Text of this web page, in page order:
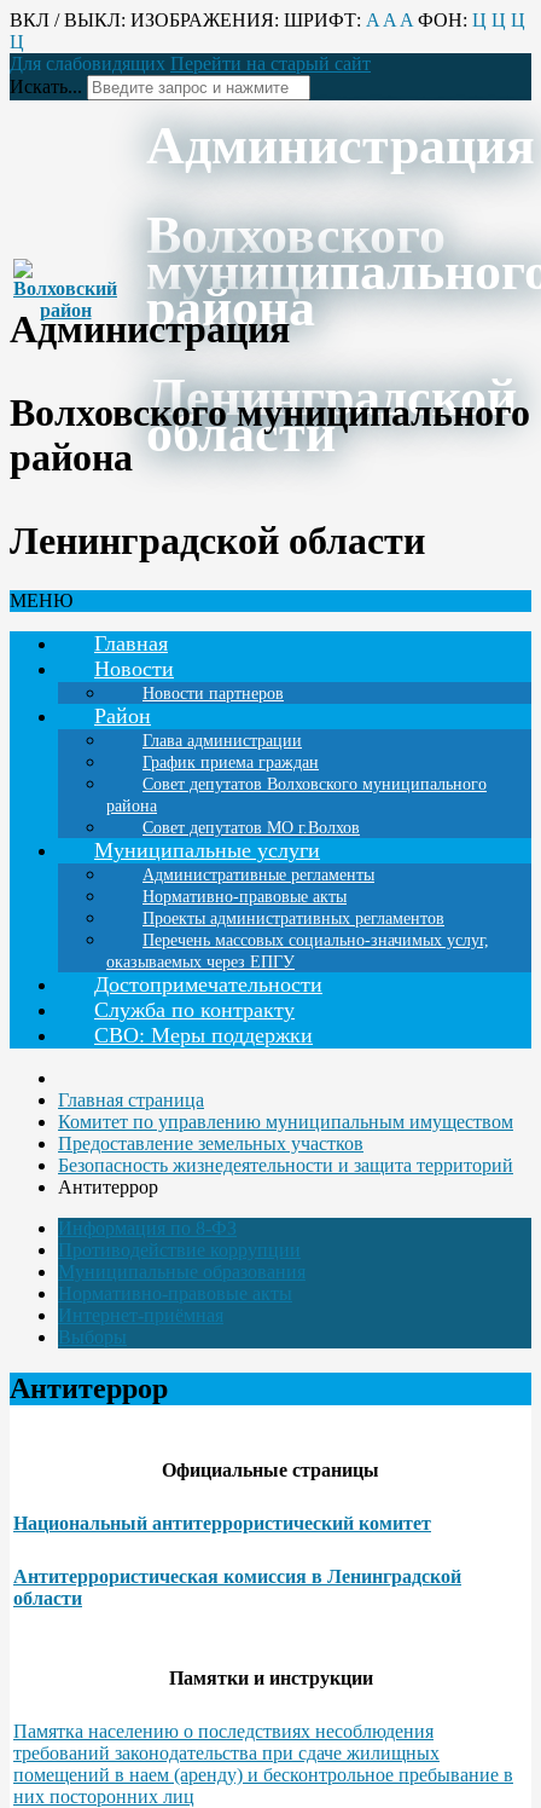
ВКЛ / ВЫКЛ: ИЗОБРАЖЕНИЯ: ШРИФТ: A A A ФОН: Ц Ц Ц
Ц
Для слабовидящих Перейти на старый сайт
Искать...
Администрация
Волховского
района
Ленинградской
области
Администрация
Волховского муниципального
района
Ленинградской области
МЕНЮ
Главная
Новости
Новости партнеров
Район
Глава администрации
График приема граждан
Совет депутатов Волховского муниципального
района
Совет депутатов МО г.Волхов
Муниципальные услуги
Административные регламенты
Нормативно-правовые акты
Проекты административных регламентов
Перечень массовых социально-значимых услуг,
оказываемых через ЕПГУ
Достопримечательности
Служба по контракту
СВО: Меры поддержки
Главная страница
Комитет по управлению муниципальным имуществом
Предоставление земельных участков
Безопасность жизнедеятельности и защита территорий
Антитеррор
Информация по 8-ФЗ
Противодействие коррупции
Муниципальные образования
Нормативно-правовые акты
Интернет-приёмная
Выборы
Антитеррор
Официальные страницы
Национальный антитеррористический комитет
Антитеррористическая комиссия в Ленинградской
области
Памятки и инструкции
Памятка населению о последствиях несоблюдения
требований законодательства при сдаче жилищных
помещений в наем (аренду) и бесконтрольное пребывание в
них посторонних лиц